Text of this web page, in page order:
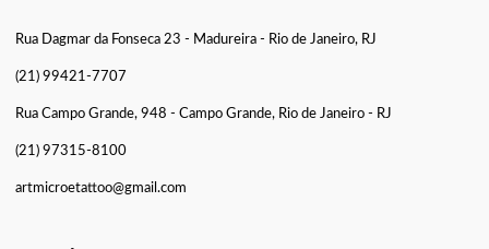
Rua Dagmar da Fonseca 23 - Madureira - Rio de Janeiro, RJ
(21) 99421-7707
Rua Campo Grande, 948 - Campo Grande, Rio de Janeiro - RJ
(21) 97315-8100
artmicroetattoo@gmail.com